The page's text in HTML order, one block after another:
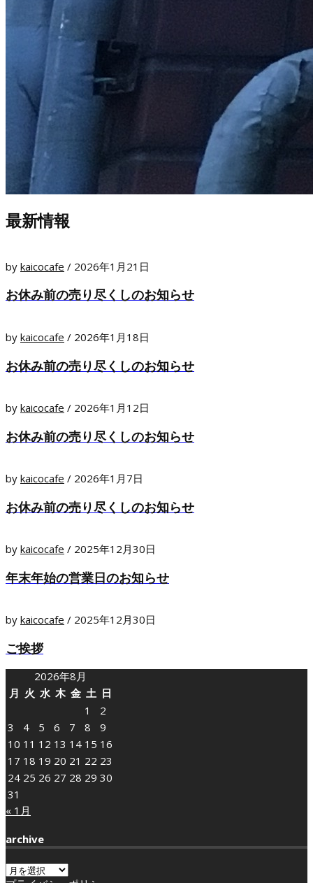
最新情報
by kaicocafe / 2026年1月21日
お休み前の売り尽くしのお知らせ
by kaicocafe / 2026年1月18日
お休み前の売り尽くしのお知らせ
by kaicocafe / 2026年1月12日
お休み前の売り尽くしのお知らせ
by kaicocafe / 2026年1月7日
お休み前の売り尽くしのお知らせ
by kaicocafe / 2025年12月30日
年末年始の営業日のお知らせ
by kaicocafe / 2025年12月30日
ご挨拶
2026年8月
月 火 水 木 金 土 日
1
2
3
4 5 6 7 8
9
10 11 12 13 14 15 16
17 18 19 20 21 22 23
24 25 26 27 28 29 30
31
« 1月
archive
archive